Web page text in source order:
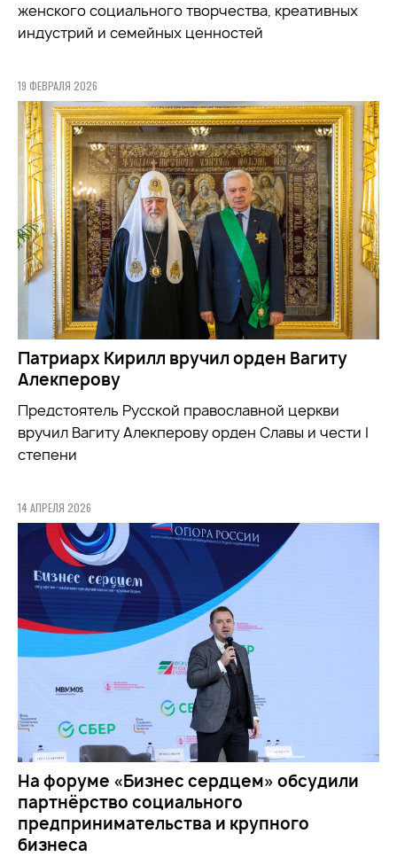
женского социального творчества, креативных
индустрий и семейных ценностей
19 ФЕВРАЛЯ 2026
Патриарх Кирилл вручил орден Вагиту
Алекперову
Предстоятель Русской православной церкви
вручил Вагиту Алекперову орден Славы и чести I
степени
14 АПРЕЛЯ 2026
На форуме «Бизнес сердцем» обсудили
партнёрство социального
предпринимательства и крупного
бизнеса